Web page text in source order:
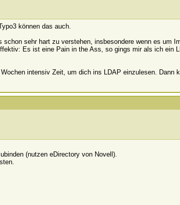
können das auch.
sehr hart zu verstehen, insbesondere wenn es um
Es ist eine Pain in the Ass, so gings mir als ich ein
intensiv Zeit, um dich ins LDAP einzulesen. Dann
(nutzen eDirectory von Novell).